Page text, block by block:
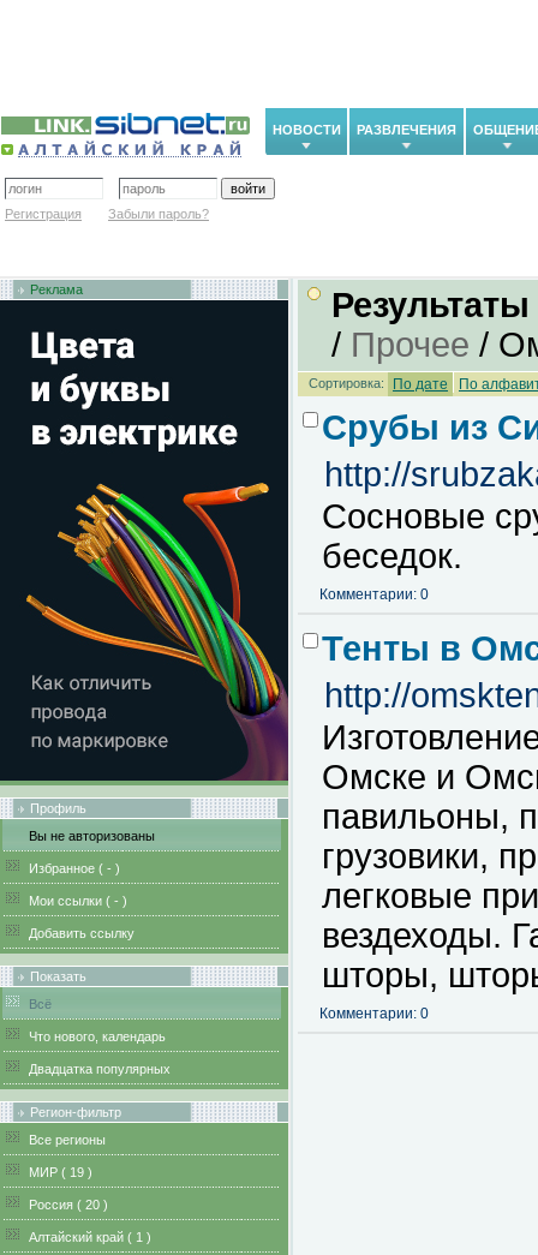
НОВОСТИ РАЗВЛЕЧЕНИЯ
Регистрация Забыли пароль?
Реклама
Профиль
Вы не авторизованы
Избранное ( - )
Мои ссылки ( - )
Добавить ссылку
Показать
Всё
Что нового, календарь
Двадцатка популярных
Регион-фильтр
Все регионы
MИР ( 19 )
Pоссия ( 20 )
Алтайский край ( 1 )
/ Прочее /
Сортировка: По дате По
Срубы из
http://
Сосновые
беседок.
Комментарии: 0
Тенты в
http://
Омске и
павильоны,
грузовики,
легковые
вездеходы.
шторы,
Комментарии: 0